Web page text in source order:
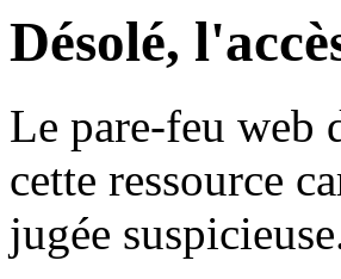
Désolé,
Le pare-feu web
cette ressource
jugée